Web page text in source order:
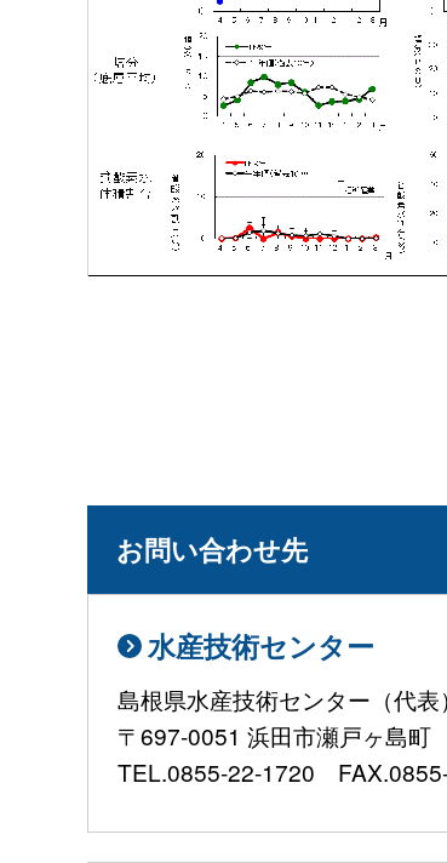
お問い合わせ先
水産技術センター
島根県水産技術センター（代表）
〒697-0051 浜田市瀬戸ヶ島
TEL.0855-22-1720